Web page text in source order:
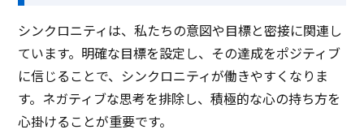
シンクロニティは、私たちの意図や目標と密接に関連し
ています。明確な目標を設定し、その達成をポジティブ
に信じることで、シンクロニティが働きやすくなりま
す。ネガティブな思考を排除し、積極的な心の持ち方を
心掛けることが重要です。